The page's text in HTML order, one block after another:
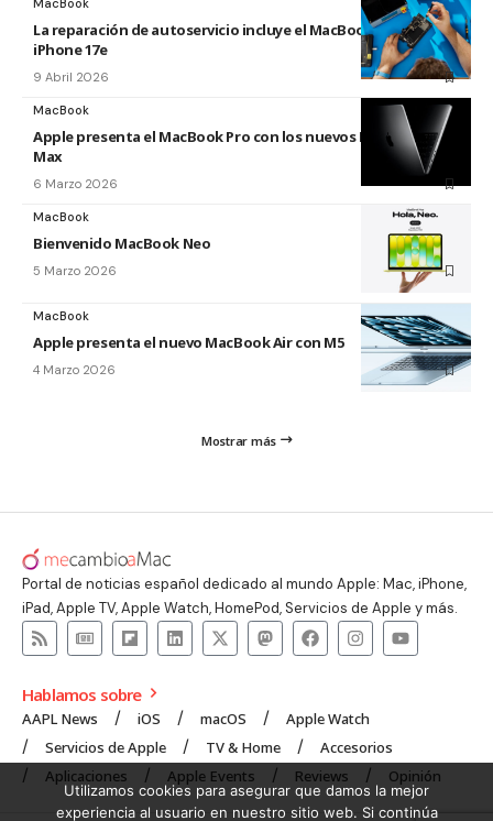
MacBook
La reparación de autoservicio incluye el MacBook Neo y
iPhone 17e
9 Abril 2026
MacBook
Apple presenta el MacBook Pro con los nuevos M5 Pro y M5
Max
6 Marzo 2026
MacBook
Bienvenido MacBook Neo
5 Marzo 2026
MacBook
Apple presenta el nuevo MacBook Air con M5
4 Marzo 2026
Mostrar más
Portal de noticias español dedicado al mundo Apple: Mac, iPhone,
iPad, Apple TV, Apple Watch, HomePod, Servicios de Apple y más.
Hablamos sobre
AAPL News iOS macOS
Apple Watch
Servicios de Apple
TV & Home
Accesorios
Aplicaciones
Apple Events Reviews Opinión
Utilizamos cookies para asegurar que damos la mejor
experiencia al usuario en nuestro sitio web. Si continúa